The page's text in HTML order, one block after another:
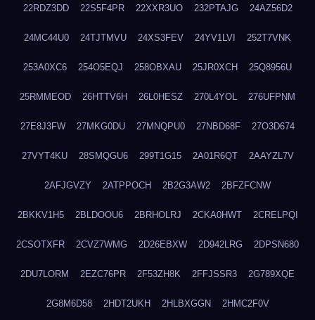
22RDZ3DD 22S5F4PR 22XXR3UO 232PTAJG 24AZ56D2
24MC44U0 24TJTMVU 24XS3FEV 24YV1LVI 252T7VNK
253A0XC6 254O5EQJ 258OBXAU 25JR0XCH 25Q8956U
25RMMEOD 26HTTV6H 26L0HESZ 270L4YOL 276UFPNM
27E8J3FW 27MKG0DU 27MNQPU0 27NBD68F 27O3D674
27VYT4KU 28SMQGU6 299T1G15 2A01R6QT 2AAYZL7V
2AFJGVZY 2ATPPOCH 2B2G3AW2 2BFZFCNW
2BKKV1H5 2BLDOOU6 2BRHOLRJ 2CKA0HWT 2CRELPQI
2CSOTXFR 2CVZ7WMG 2D26EBXW 2D942LRG 2DPSN680
2DU7LORM 2EZC76PR 2F53ZH8K 2FFJSSR3 2G789XQE
2G8M6D58 2HDT2UKH 2HLBXGGN 2HMC2F0V